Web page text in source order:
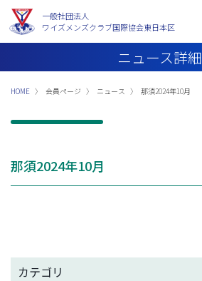
一般社団法人
ワイズメンズクラブ国際協会東日本区
ニュース詳細
HOME 会員ページ ニュース 那須2024年10月
那須2024年10月
カテゴリ